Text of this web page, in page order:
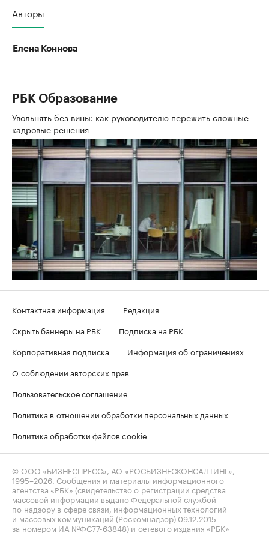
Авторы
Елена Коннова
РБК Образование
Увольнять без вины: как руководителю пережить сложные
кадровые решения
Контактная информация
Редакция
Скрыть баннеры на РБК
Подписка на РБК
Корпоративная подписка
Информация об ограничениях
О соблюдении авторских прав
Пользовательское соглашение
Политика в отношении обработки персональных данных
Политика обработки файлов cookie
© ООО «БИЗНЕСПРЕСС», АО «РОСБИЗНЕСКОНСАЛТИНГ»,
1995–2026. Сообщения и материалы информационного
агентства «РБК» (свидетельство о регистрации средства
массовой информации выдано Федеральной службой
по надзору в сфере связи, информационных технологий
и массовых коммуникаций (Роскомнадзор) 09.12.2015
за номером ИА №ФС77-63848) и сетевого издания «РБК»